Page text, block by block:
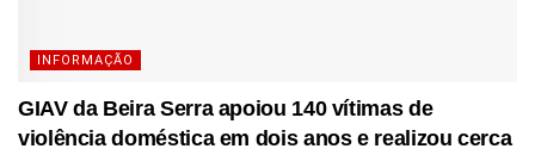
INFORMAÇÃO
GIAV da Beira Serra apoiou 140 vítimas de
violência doméstica em dois anos e realizou cerca